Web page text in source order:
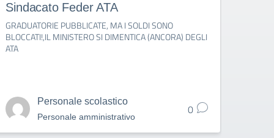
Sindacato Feder ATA
GRADUATORIE PUBBLICATE, MA I SOLDI SONO
BLOCCATI!,IL MINISTERO SI DIMENTICA (ANCORA) DEGLI
ATA
Personale scolastico
Personale amministrativo 0